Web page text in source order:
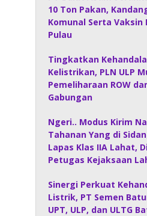
10 Ton Pakan,
Komunal Serta Vaksin
Pulau
Tingkatkan
Kelistrikan, PLN ULP
Pemeliharaan ROW
Gabungan
Ngeri.. Modus Kirim
Tahanan Yang di
Lapas Klas IIA Lahat,
Petugas Kejaksaan
Sinergi Perkuat
Listrik, PT Semen
UPT, ULP, dan ULTG